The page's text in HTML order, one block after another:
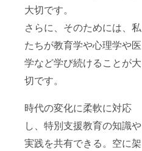
大切です。
さらに、そのためには、私
たちが教育学や心理学や医
学など学び続けることが大
切です。
時代の変化に柔軟に対応
し、特別支援教育の知識や
実践を共有できる。空に架